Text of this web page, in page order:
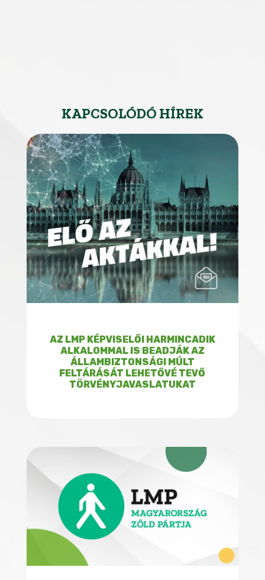
KAPCSOLÓDÓ HÍREK
AZ LMP KÉPVISELŐI HARMINCADIK
ALKALOMMAL IS BEADJÁK AZ
ÁLLAMBIZTONSÁGI MÚLT
FELTÁRÁSÁT LEHETŐVÉ TEVŐ
TÖRVÉNYJAVASLATUKAT